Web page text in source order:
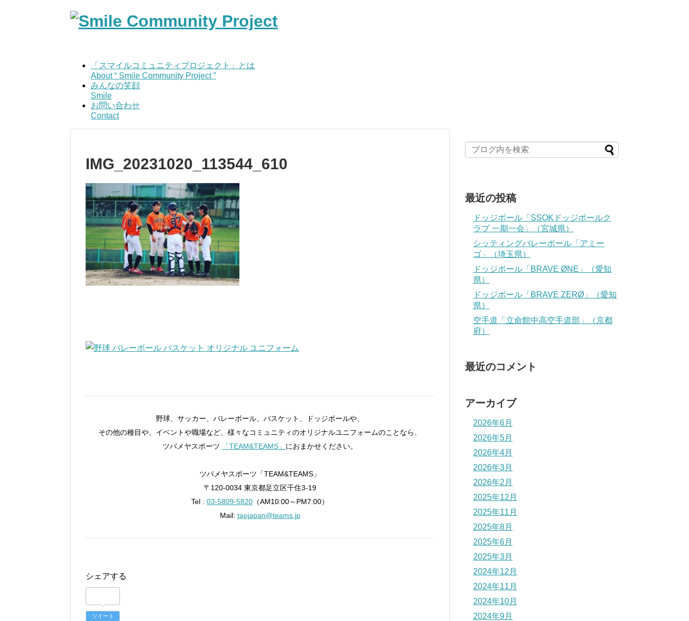
「スマイルコミュニティプロジェクト」とは
About “ Smile Community Project ”
みんなの笑顔
Smile
お問い合わせ
Contact
IMG_20231020_113544_610
野球、サッカー、バレーボール、バスケット、ドッジボールや、
その他の種目や、イベントや職場など、様々なコミュニティのオリジナルユニフォームのことなら、
ツバメヤスポーツ
「TEAM&TEAMS」 におまかせください。
ツバメヤスポーツ「TEAM&TEAMS」
〒120-0034 東京都足立区千住3-19
Tel : 03-5809-5820 （AM10:00～PM7:00）
Mail: tapjapan@teams.jp
シェアする
ツイート
最近の投稿
ドッジボール「SSOKドッジボールク
ラブ 一期一会」（宮城県）
シッティングバレーボール「アミー
ゴ」（埼玉県）
ドッジボール「BRAVE ØNE」（愛知
県）
ドッジボール「BRAVE ZERØ」（愛知
県）
空手道「立命館中高空手道部」（京都
府）
最近のコメント
アーカイブ
2026年6月
2026年5月
2026年4月
2026年3月
2026年2月
2025年12月
2025年11月
2025年8月
2025年6月
2025年3月
2024年12月
2024年11月
2024年10月
2024年9月